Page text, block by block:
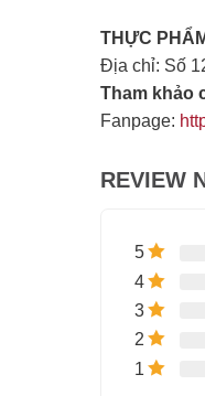
THỰC
Địa chỉ: Số
Tham khảo
Fanpage:
REVIEW
5
4
3
2
1